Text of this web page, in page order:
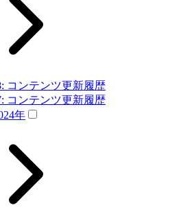
コンテンツ更新履歴
コンテンツ更新履歴
年